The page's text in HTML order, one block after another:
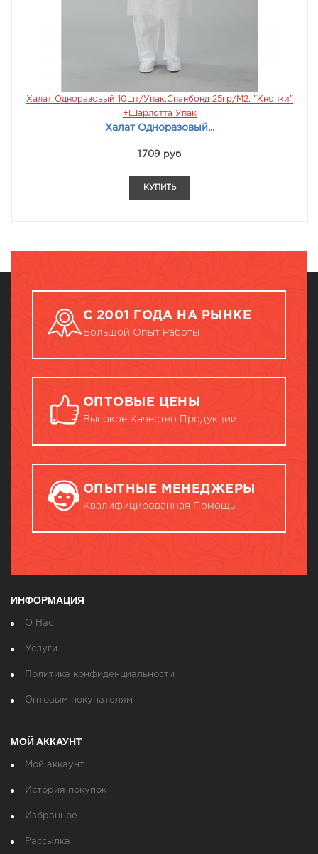
Халат Одноразовый 10шт/упак.Спанбонд 25гр/м2. "кнопки"
+Шарлотта Упак
Халат Одноразовый...
1709 руб
КУПИТЬ
С 2001 ГОДА НА РЫНКЕ
Большой Опыт Работы
ОПТОВЫЕ ЦЕНЫ
Высокое Качество Продукции
ОПЫТНЫЕ МЕНЕДЖЕРЫ
Квалифицированная Помощь
ИНФОРМАЦИЯ
О Нас
Услуги
Политика конфиденциальности
Оптовым покупателям
МОЙ АККАУНТ
Мой аккаунт
История покупок
Избранное
Рассылка